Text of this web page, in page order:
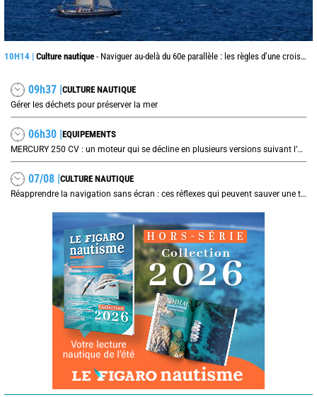
10H14 | Culture nautique - Naviguer au-delà du 60e parallèle : les règles d’une croisière pas comme les autres
09h37 |CULTURE NAUTIQUE
Gérer les déchets pour préserver la mer
06h30 |EQUIPEMENTS
MERCURY 250 CV : un moteur qui se décline en plusieurs versions suivant l’utilisation
07/08 |CULTURE NAUTIQUE
Réapprendre la navigation sans écran : ces réflexes qui peuvent sauver une traversée